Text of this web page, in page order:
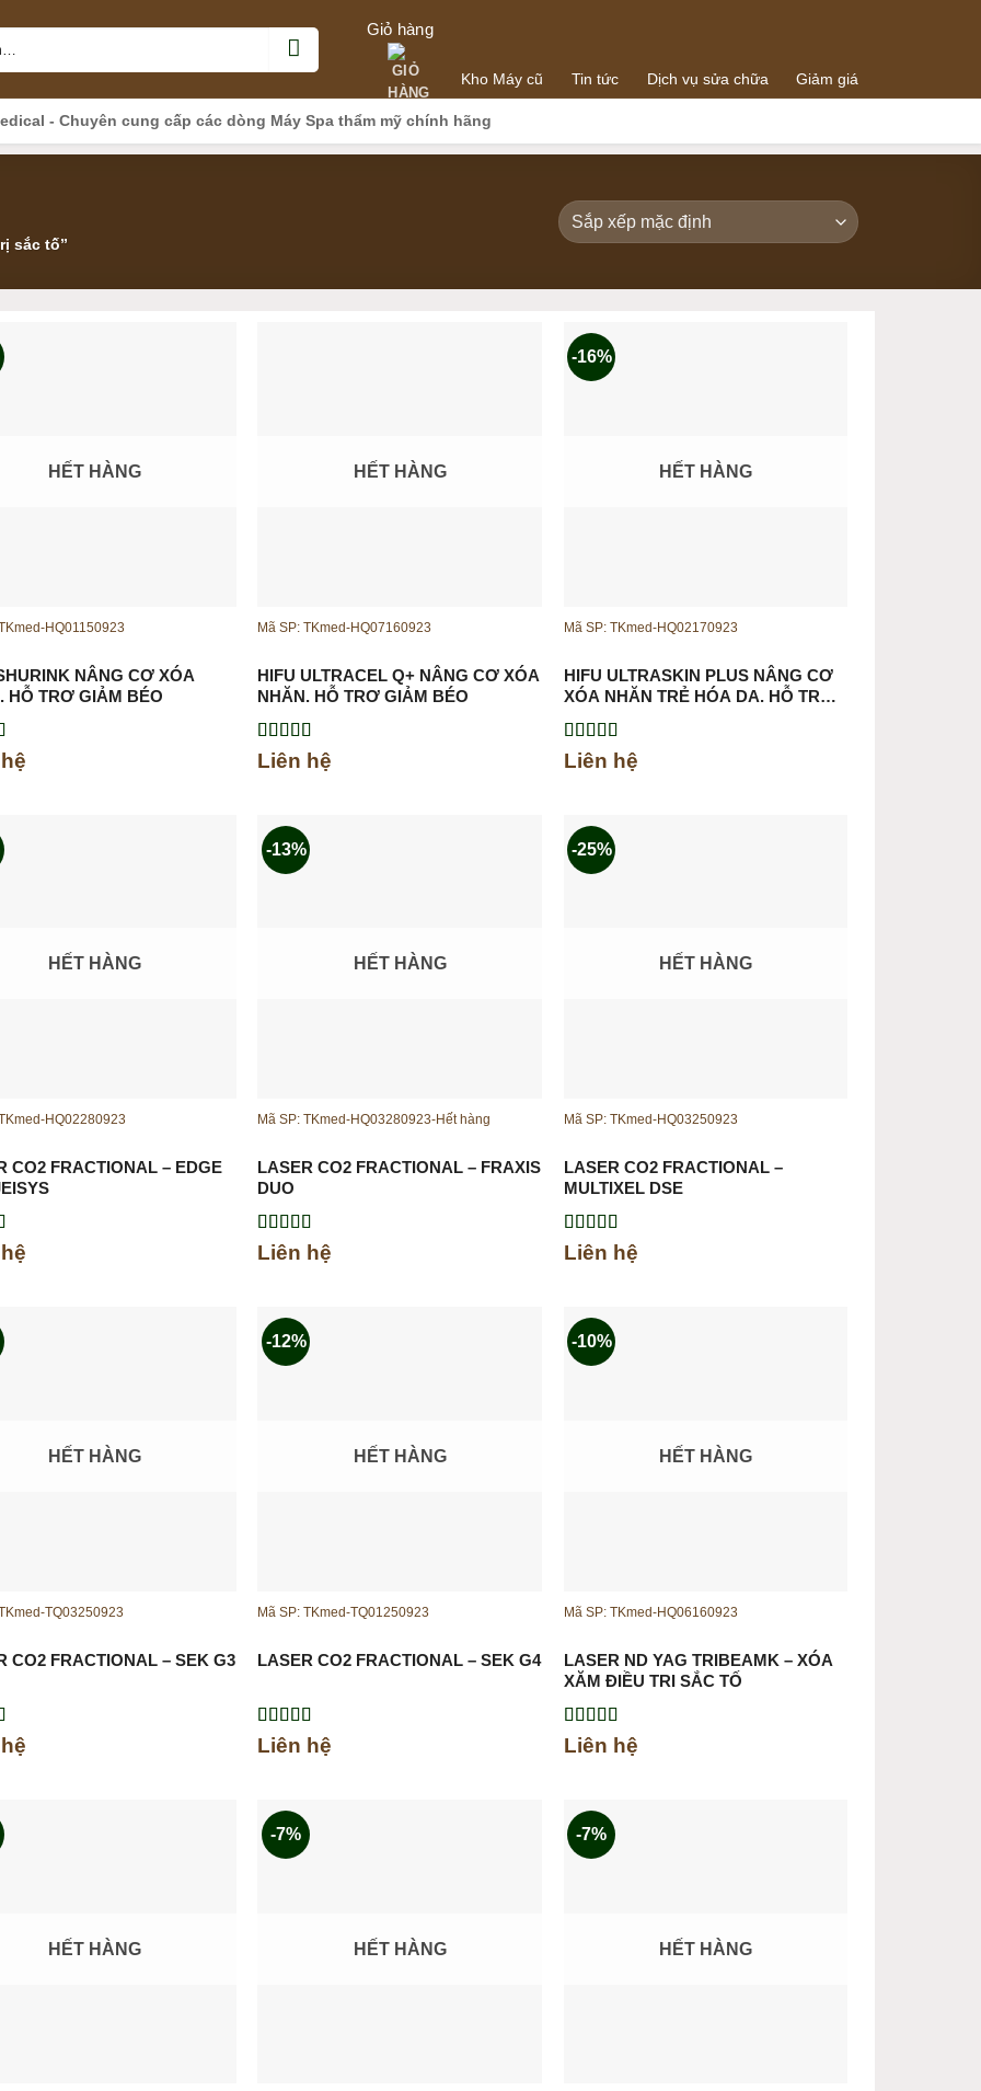
Giỏ hàng
Kho Máy cũ Tin tức Dịch vụ sửa chữa Giảm giá
- Chuyên cung cấp các dòng Máy Spa thẩm mỹ chính hãng
sắc tố”
HẾT HÀNG
HQ01150923
NÂNG CƠ XÓA
HỖ TRỢ GIẢM BÉO
5
HẾT HÀNG
Mã SP: TKmed-HQ07160923
HIFU ULTRACEL Q+ NÂNG CƠ XÓA
NHĂN, HỖ TRỢ GIẢM BÉO
Được xếp
hạng5.005
Liên hệ
-16%
HẾT HÀNG
Mã SP: TKmed-HQ02170923
HIFU ULTRASKIN PLUS NÂNG CƠ
XÓA NHĂN TRẺ HÓA DA, HỖ TRỢ
Được xếp
hạng5.005
Liên hệ
HẾT HÀNG
HQ02280923
CO2 FRACTIONAL – EDGE
5
-13%
HẾT HÀNG
Mã SP: TKmed-HQ03280923-Hết hàng
LASER CO2 FRACTIONAL – FRAXIS
DUO
Được xếp
hạng5.005
Liên hệ
-25%
HẾT HÀNG
Mã SP: TKmed-HQ03250923
LASER CO2 FRACTIONAL –
MULTIXEL DSE
Được xếp
hạng5.005
Liên hệ
HẾT HÀNG
TQ03250923
CO2 FRACTIONAL – SEK G3
5
-12%
HẾT HÀNG
Mã SP: TKmed-TQ01250923
LASER CO2 FRACTIONAL – SEK G4
Được xếp
hạng5.005
Liên hệ
-10%
HẾT HÀNG
Mã SP: TKmed-HQ06160923
LASER ND YAG TRIBEAMK – XÓA
XĂM ĐIỀU TRỊ SẮC TỐ
Được xếp
hạng5.005
Liên hệ
HẾT HÀNG
-7%
HẾT HÀNG
-7%
HẾT HÀNG